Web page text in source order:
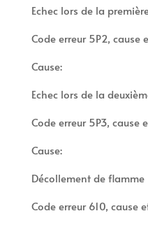
Echec lors de la
Code erreur 5P2, cause
Cause:
Echec lors de la
Code erreur 5P3, cause
Cause:
Décollement de flamme
Code erreur 610, cause